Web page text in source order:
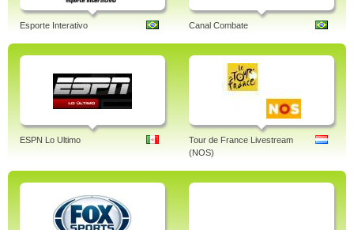
Esporte Interativo Canal Combate
ESPN Lo Ultimo
Tour de France Livestream
(NOS)